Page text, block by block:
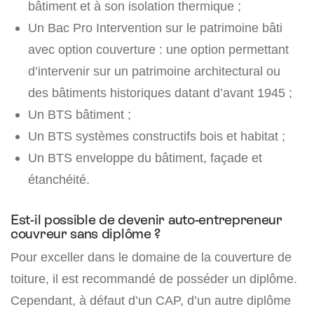
bâtiment et à son isolation thermique ;
Un Bac Pro Intervention sur le patrimoine bâti
avec option couverture : une option permettant
d’intervenir sur un patrimoine architectural ou
des bâtiments historiques datant d’avant 1945 ;
Un BTS bâtiment ;
Un BTS systèmes constructifs bois et habitat ;
Un BTS enveloppe du bâtiment, façade et
étanchéité.
Est-il possible de devenir auto-entrepreneur
couvreur sans diplôme ?
Pour exceller dans le domaine de la couverture de
toiture, il est recommandé de posséder un diplôme.
Cependant, à défaut d’un CAP, d’un autre diplôme